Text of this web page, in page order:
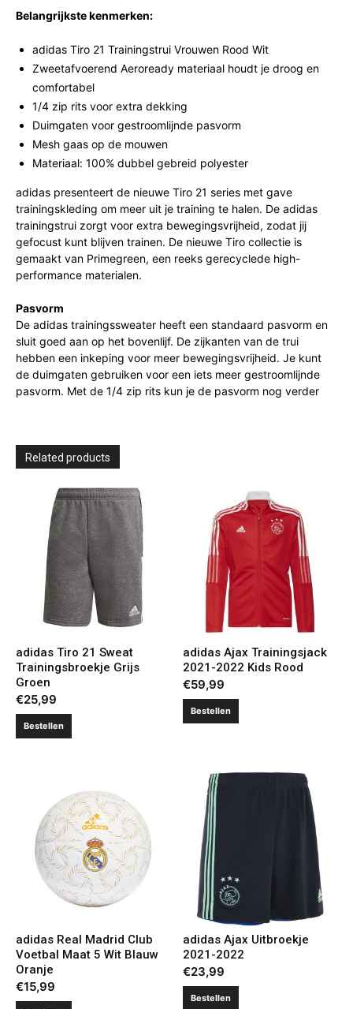
Belangrijkste kenmerken:
adidas Tiro 21 Trainingstrui Vrouwen Rood Wit
Zweetafvoerend Aeroready materiaal houdt je droog en
comfortabel
1/4 zip rits voor extra dekking
Duimgaten voor gestroomlijnde pasvorm
Mesh gaas op de mouwen
Materiaal: 100% dubbel gebreid polyester
adidas presenteert de nieuwe Tiro 21 series met gave
trainingskleding om meer uit je training te halen. De adidas
trainingstrui zorgt voor extra bewegingsvrijheid, zodat jij
gefocust kunt blijven trainen. De nieuwe Tiro collectie is
gemaakt van Primegreen, een reeks gerecyclede high-
performance materialen.
Pasvorm
De adidas trainingssweater heeft een standaard pasvorm en
sluit goed aan op het bovenlijf. De zijkanten van de trui
hebben een inkeping voor meer bewegingsvrijheid. Je kunt
de duimgaten gebruiken voor een iets meer gestroomlijnde
pasvorm. Met de 1/4 zip rits kun je de pasvorm nog verder
Related products
adidas Tiro 21 Sweat
Trainingsbroekje Grijs
Groen
€25,99
Bestellen
adidas Ajax Trainingsjack
2021-2022 Kids Rood
€59,99
Bestellen
adidas Real Madrid Club
Voetbal Maat 5 Wit Blauw
Oranje
€15,99
adidas Ajax Uitbroekje
2021-2022
€23,99
Bestellen